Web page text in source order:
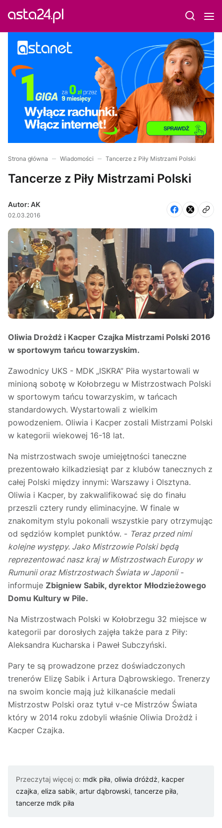
Strona główna Wiadomości Tancerze z Piły Mistrzami Polski
Tancerze z Piły Mistrzami Polski
Autor: AK
02.03.2016
Oliwia Drożdż i Kacper Czajka Mistrzami Polski 2016
w sportowym tańcu towarzyskim.
Zawodnicy UKS - MDK „ISKRA” Piła wystartowali w
minioną sobotę w Kołobrzegu w Mistrzostwach Polski
w sportowym tańcu towarzyskim, w tańcach
standardowych. Wystartowali z wielkim
powodzeniem. Oliwia i Kacper zostali Mistrzami Polski
w kategorii wiekowej 16-18 lat.
Na mistrzostwach swoje umiejętności taneczne
prezentowało kilkadziesiąt par z klubów tanecznych z
całej Polski między innymi: Warszawy i Olsztyna.
Oliwia i Kacper, by zakwalifikować się do finału
przeszli cztery rundy eliminacyjne. W finale w
znakomitym stylu pokonali wszystkie pary otrzymując
od sędziów komplet punktów. - Teraz przed nimi
kolejne występy. Jako Mistrzowie Polski będą
reprezentować nasz kraj w Mistrzostwach Europy w
Rumunii oraz Mistrzostwach Świata w Japonii-
informuje Zbigniew Sabik, dyrektor Młodzieżowego
Domu Kultury w Pile.
Na Mistrzostwach Polski w Kołobrzegu 32 miejsce w
kategorii par dorosłych zajęła także para z Piły:
Aleksandra Kucharska i Paweł Subczyński.
Pary te są prowadzone przez doświadczonych
trenerów Elizę Sabik i Artura Dąbrowskiego. Trenerzy
na swoim koncie mają już kilkanaście medali
Mistrzostw Polski oraz tytuł v-ce Mistrzów Świata
który w 2014 roku zdobyli właśnie Oliwia Drożdż i
Kacper Czajka.
Przeczytaj więcej o: mdk piła, oliwia dróżdż, kacper
czajka, eliza sabik, artur dąbrowski, tancerze piła,
tancerze mdk piła